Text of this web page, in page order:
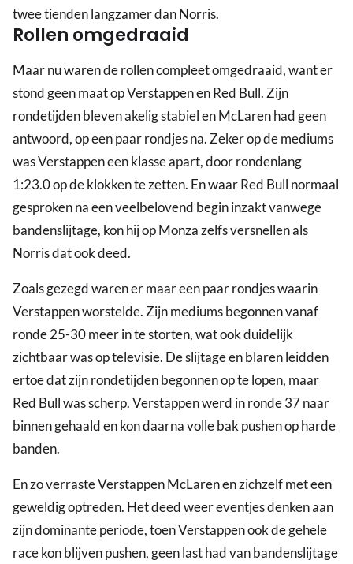
twee tienden langzamer dan Norris.
Rollen omgedraaid
Maar nu waren de rollen compleet omgedraaid, want er
stond geen maat op Verstappen en Red Bull. Zijn
rondetijden bleven akelig stabiel en McLaren had geen
antwoord, op een paar rondjes na. Zeker op de mediums
was Verstappen een klasse apart, door rondenlang
1:23.0 op de klokken te zetten. En waar Red Bull normaal
gesproken na een veelbelovend begin inzakt vanwege
bandenslijtage, kon hij op Monza zelfs versnellen als
Norris dat ook deed.
Zoals gezegd waren er maar een paar rondjes waarin
Verstappen worstelde. Zijn mediums begonnen vanaf
ronde 25-30 meer in te storten, wat ook duidelijk
zichtbaar was op televisie. De slijtage en blaren leidden
ertoe dat zijn rondetijden begonnen op te lopen, maar
Red Bull was scherp. Verstappen werd in ronde 37 naar
binnen gehaald en kon daarna volle bak pushen op harde
banden.
En zo verraste Verstappen McLaren en zichzelf met een
geweldig optreden. Het deed weer eventjes denken aan
zijn dominante periode, toen Verstappen ook de gehele
race kon blijven pushen, geen last had van bandenslijtage